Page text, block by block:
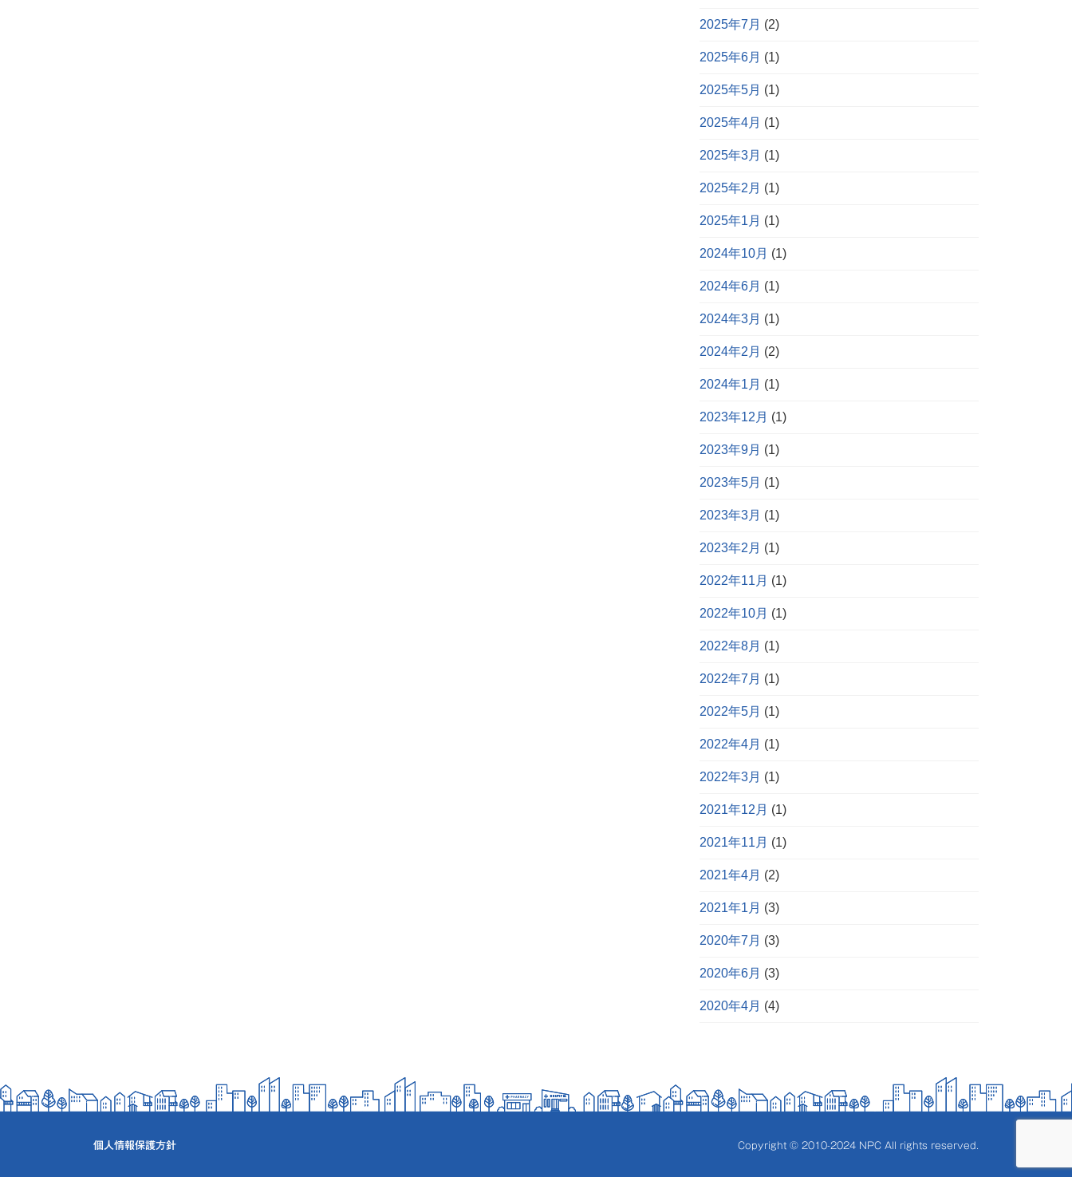
2025年7月 (2)
2025年6月 (1)
2025年5月 (1)
2025年4月 (1)
2025年3月 (1)
2025年2月 (1)
2025年1月 (1)
2024年10月 (1)
2024年6月 (1)
2024年3月 (1)
2024年2月 (2)
2024年1月 (1)
2023年12月 (1)
2023年9月 (1)
2023年5月 (1)
2023年3月 (1)
2023年2月 (1)
2022年11月 (1)
2022年10月 (1)
2022年8月 (1)
2022年7月 (1)
2022年5月 (1)
2022年4月 (1)
2022年3月 (1)
2021年12月 (1)
2021年11月 (1)
2021年4月 (2)
2021年1月 (3)
2020年7月 (3)
2020年6月 (3)
2020年4月 (4)
個人情報保護方針 Copyright © 2010-2024 NPC All rights reserved.